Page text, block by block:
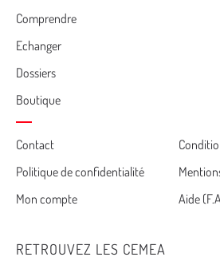
Comprendre
Echanger
Dossiers
Boutique
Cemea
footer
Contact
Politique de confidentialité
Mon compte
Aide
RETROUVEZ LES CEMEA